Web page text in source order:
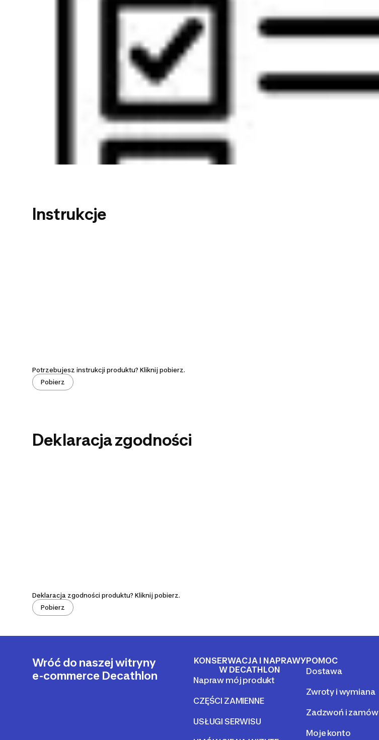
Instrukcje
Potrzebujesz instrukcji produktu? Kliknij pobierz.
Pobierz
Deklaracja zgodności
Deklaracja zgodności produktu? Kliknij pobierz.
Pobierz
Wróć do naszej witryny
e-commerce Decathlon
KONSERWACJA I NAPRAWY
W DECATHLON
Napraw mój produkt
CZĘŚCI ZAMIENNE
USŁUGI SERWISU
POMOC
Dostawa
Zwroty i wymiana
Zadzwoń i zamów
Moje konto